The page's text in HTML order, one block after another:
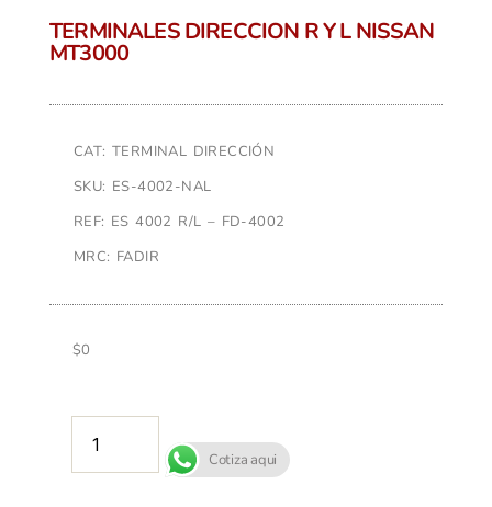
TERMINALES DIRECCION R Y L NISSAN
MT3000
CAT: TERMINAL DIRECCIÓN
SKU: ES-4002-NAL
REF: ES 4002 R/L – FD-4002
MRC: FADIR
$0
Cotiza aqui